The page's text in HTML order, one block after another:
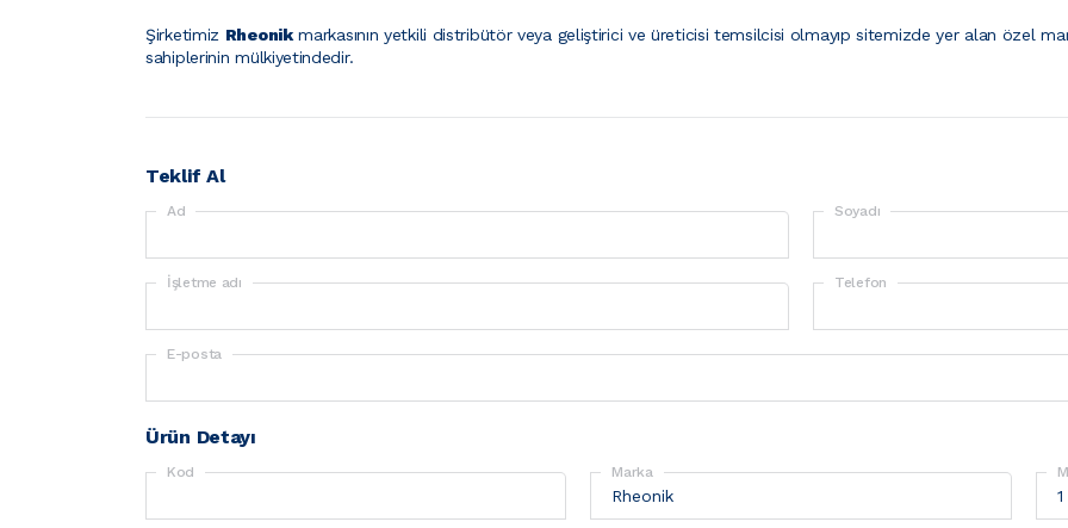
Şirketimiz Rheonikmarkasının yetkili distribütör veya geliştirici ve üreticisi temsilcisi olmayıp sitemizde yer alan özel
sahiplerinin mülkiyetindedir.
Teklif Al
Ad Soyadı
İşletme adı Telefon
E-posta
Ürün Detayı
Kod Marka